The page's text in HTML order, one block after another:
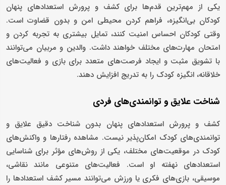
یکی از مهم‌ترین قدم‌ها برای کشف و پرورش استعدادهای پنهان
کودکان بی‌انگیزه، فراهم کردن محیطی امن و بدون قضاوت است.
وقتی کودکان احساس امنیت کنند، تمایل بیشتری به تجربه کردن و
امتحان مهارت‌های مختلف خواهند داشت. والدین و مربیان می‌توانند
با تشویق مثبت و ایجاد فرصت‌های متعدد برای بازی و فعالیت‌های
خلاقانه، انگیزه کودک را به تدریج افزایش دهند.
شناخت علایق و توانمندی‌های فردی
کشف و پرورش استعدادهای پنهان بدون شناخت دقیق علایق و
توانمندی‌های کودک امکان‌پذیر نیست. مشاهده رفتارها و واکنش‌های
کودک در موقعیت‌های مختلف، یکی از روش‌های مؤثر برای شناسایی
استعدادهای نهفته او است. فعالیت‌های متنوعی مانند نقاشی،
موسیقی، بازی‌های فکری یا ورزش می‌توانند مسیر کشف استعدادها را